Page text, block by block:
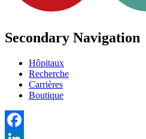
Secondary Navigation
Hôpitaux
Recherche
Carrières
Boutique